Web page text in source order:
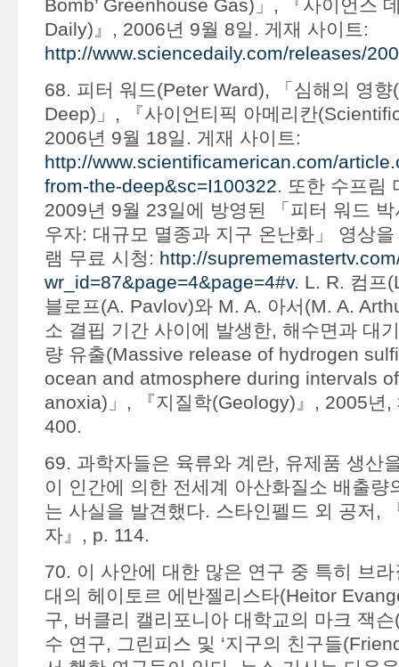
Bomb’ Greenhouse Gas)」, 『사이언스
Daily)』, 2006년 9월 8일. 게재 사이트:
http://www.sciencedaily.com/releases/
68. 피터 워드(Peter Ward), 「심해의 영
Deep)」, 『사이언티픽 아메리칸
2006년 9월 18일. 게재 사이트:
http://www.scientificamerican.com/
from-the-deep&sc=I100322. 또한 수프림
2009년 9월 23일에 방영된 「피터 워드
우자: 대규모 멸종과 지구 온난화」 영상
램 무료 시청: http://
wr_id=87&page=4&page=4#v. L. R. 컴프
블로프(A. Pavlov)와 M. A. 아서(M. A.
소 결핍 기간 사이에 발생한, 해수면과 대
량 유출(Massive release of hydrogen
ocean and atmosphere during intervals
anoxia)」, 『지질학(Geology)』, 2005년,
400.
69. 과학자들은 육류와 계란, 유제품 생산
이 인간에 의한 전세계 아산화질소 배출량
는 사실을 발견했다. 스타인펠드 외 공저,
자』, p. 114.
70. 이 사안에 대한 많은 연구 중 특히 브
대의 헤이토르 에반젤리스타(Heitor
구, 버클리 캘리포니아 대학교의 마크 잭
수 연구, 그린피스 및 ‘지구의 친구들